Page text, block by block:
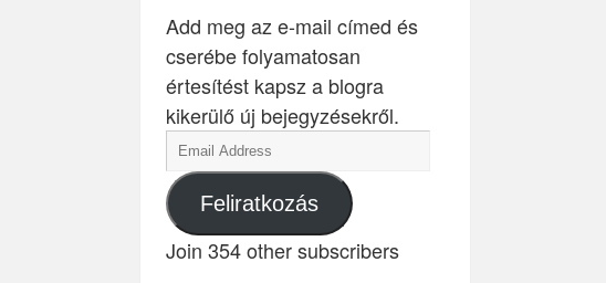
Add meg az e-mail címed és
cserébe folyamatosan
értesítést kapsz a blogra
kikerülő új bejegyzésekről.
Feliratkozás
Join 354 other subscribers